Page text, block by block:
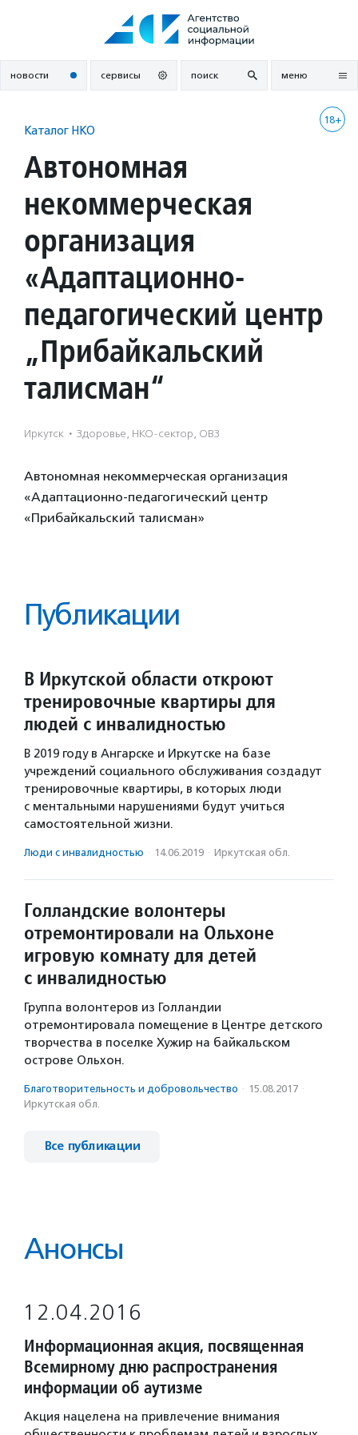
новости сервисы поиск меню
18+
Каталог НКО
Автономная
некоммерческая
организация
«Адаптационно-
педагогический центр
„Прибайкальский
талисман“
Иркутск · Здоровье, НКО-сектор, ОВЗ
Автономная некоммерческая организация
«Адаптационно-педагогический центр
«Прибайкальский талисман»
Публикации
В Иркутской области откроют
тренировочные квартиры для
людей с инвалидностью
В 2019 году в Ангарске и Иркутске на базе
учреждений социального обслуживания создадут
тренировочные квартиры, в которых люди
с ментальными нарушениями будут учиться
самостоятельной жизни.
Люди с инвалидностью · 14.06.2019 · Иркутская обл.
Голландские волонтеры
отремонтировали на Ольхоне
игровую комнату для детей
с инвалидностью
Группа волонтеров из Голландии
отремонтировала помещение в Центре детского
творчества в поселке Хужир на байкальском
острове Ольхон.
Благотвори­тель­ность и доброволь­чест­во · 15.08.2017 ·
Иркутская обл.
Все публикации
Анонсы
12.04.2016
Информационная акция, посвященная
Всемирному дню распространения
информации об аутизме
Акция нацелена на привлечение внимания